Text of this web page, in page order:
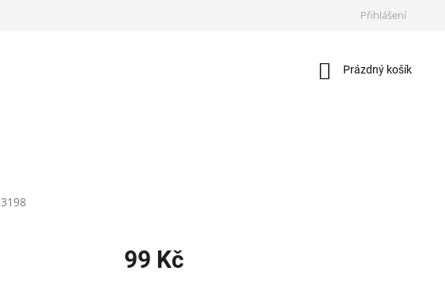
Přihlášení
Nákupní
Prázdný košík
3198
99 Kč